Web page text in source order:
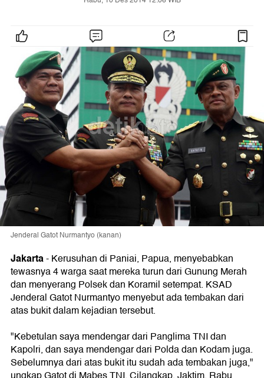
Jenderal Gatot Nurmantyo (kanan)
Jakarta-Kerusuhan di Paniai, Papua, menyebabkan
tewasnya 4 warga saat mereka turun dari Gunung Merah
dan menyerang Polsek dan Koramil setempat. KSAD
Jenderal Gatot Nurmantyo menyebut ada tembakan dari
atas bukit dalam kejadian tersebut.
"Kebetulan saya mendengar dari Panglima TNI dan
Kapolri, dan saya mendengar dari Polda dan Kodam juga.
Sebelumnya dari atas bukit itu sudah ada tembakan juga,"